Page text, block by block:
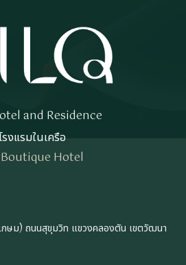
and Residence
รงแรมในเครือ
Hotel
ษม) ถนนสุขุมวิท แขวงคลองตัน เขตวัฒนา